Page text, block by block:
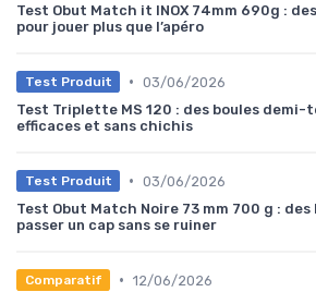
Test Obut Match it INOX 74mm 690g :
pour jouer plus que l’apéro
Test Produit • 03/06/2026
Test Triplette MS 120 : des boules demi-
efficaces et sans chichis
Test Produit • 03/06/2026
Test Obut Match Noire 73 mm 700 g :
passer un cap sans se ruiner
Comparatif • 12/06/2026